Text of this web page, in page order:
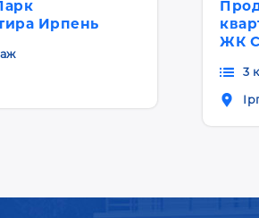
Ирпень
ЖК
3